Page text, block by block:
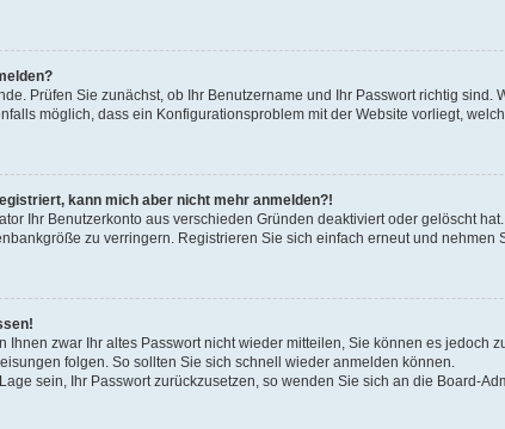
Prüfen Sie zunächst, ob Ihr Benutzername und Ihr Passwort richtig
möglich, dass ein Konfigurationsproblem mit der Website vorliegt,
kann mich aber nicht mehr anmelden?!
Ihr Benutzerkonto aus verschieden Gründen deaktiviert oder gelöscht
zu verringern. Registrieren Sie sich einfach erneut und nehmen
Ihnen zwar Ihr altes Passwort nicht wieder mitteilen, Sie können es
folgen. So sollten Sie sich schnell wieder anmelden können.
sein, Ihr Passwort zurückzusetzen, so wenden Sie sich an die Board-